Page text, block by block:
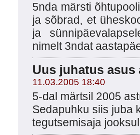
5nda märsti
ja sõbrad, et
ja
nimelt 3ndat
Uus juhatus asus
11.03.2005 18:40
5-dal märtsil 2005
Sedapuhku siis juba
tegutsemisaja